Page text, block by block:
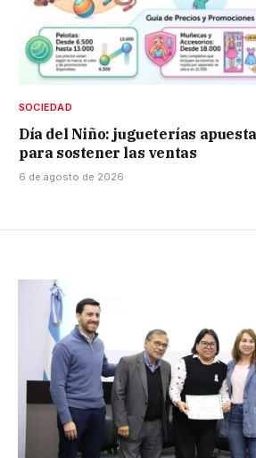
SOCIEDAD
Día del Niño: jugueterías
para sostener las ventas
6 de agosto de 2026